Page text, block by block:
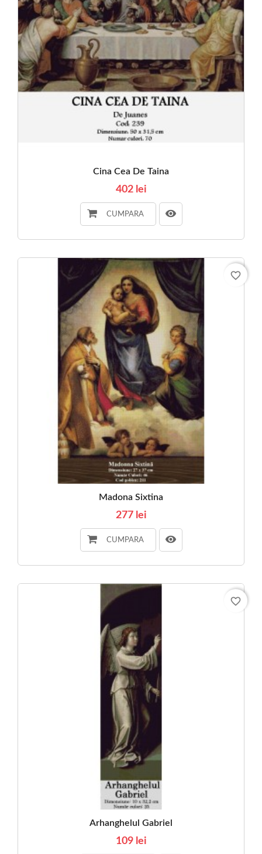
Cina Cea De Taina
402 lei
CUMPARA
Madona Sixtina
277 lei
CUMPARA
favorite_border
Arhanghelul Gabriel
109 lei
favorite_border